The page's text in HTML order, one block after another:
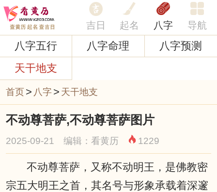
吉日 起名 八字 导航
八字五行 八字命理
八字预测
天干地支
首页> 八字> 天干地支
不动尊菩萨,不动尊菩萨图片
2025-09-21 编辑：看黄历 1229
不动尊菩萨，又称不动明王，是佛教密
宗五大明王之首，其名号与形象承载着深邃